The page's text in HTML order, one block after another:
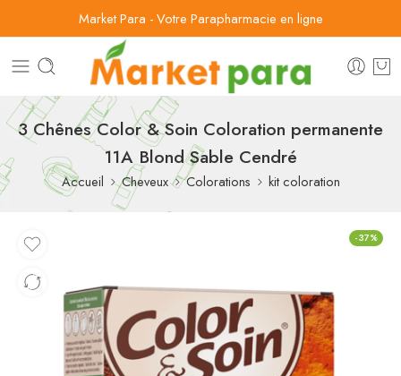
Market Para - Votre Parapharmacie en ligne
3 Chênes Color & Soin Coloration permanente
11A Blond Sable Cendré
Accueil Cheveux Colorations kit coloration
-37%